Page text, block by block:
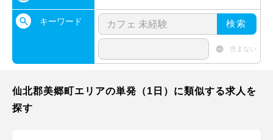
キーワード 検索
含まない
仙北郡美郷町エリアの単発（1日）に類似する求人を
探す